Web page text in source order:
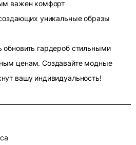
важен комфорт
уникальные образы
обновить гардероб стильными
ценам. Создавайте модные
вашу индивидуальность!